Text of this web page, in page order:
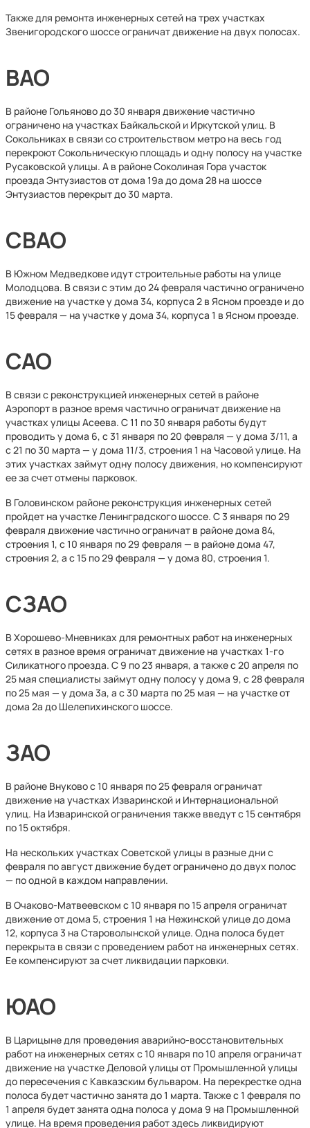
Также для ремонта инженерных сетей на трех участках
Звенигородского шоссе ограничат движение на двух полосах.
ВАО
В районе Гольяново до 30 января движение частично
ограничено на участках Байкальской и Иркутской улиц. В
Сокольниках в связи со строительством метро на весь год
перекроют Сокольническую площадь и одну полосу на участке
Русаковской улицы. А в районе Соколиная Гора участок
проезда Энтузиастов от дома 19а до дома 28 на шоссе
Энтузиастов перекрыт до 30 марта.
СВАО
В Южном Медведкове идут строительные работы на улице
Молодцова. В связи с этим до 24 февраля частично ограничено
движение на участке у дома 34, корпуса 2 в Ясном проезде и до
15 февраля — на участке у дома 34, корпуса 1 в Ясном проезде.
САО
В связи с реконструкцией инженерных сетей в районе
Аэропорт в разное время частично ограничат движение на
участках улицы Асеева. С 11 по 30 января работы будут
проводить у дома 6, с 31 января по 20 февраля — у дома 3/11, а
с 21 по 30 марта — у дома 11/3, строения 1 на Часовой улице. На
этих участках займут одну полосу движения, но компенсируют
ее за счет отмены парковок.
В Головинском районе реконструкция инженерных сетей
пройдет на участке Ленинградского шоссе. С 3 января по 29
февраля движение частично ограничат в районе дома 84,
строения 1, с 10 января по 29 февраля — в районе дома 47,
строения 2, а с 15 по 29 февраля — у дома 80, строения 1.
СЗАО
В Хорошево-Мневниках для ремонтных работ на инженерных
сетях в разное время ограничат движение на участках 1-го
Силикатного проезда. С 9 по 23 января, а также с 20 апреля по
25 мая специалисты займут одну полосу у дома 9, с 28 февраля
по 25 мая — у дома 3а, а с 30 марта по 25 мая — на участке от
дома 2а до Шелепихинского шоссе.
ЗАО
В районе Внуково с 10 января по 25 февраля ограничат
движение на участках Изваринской и Интернациональной
улиц. На Изваринской ограничения также введут с 15 сентября
по 15 октября.
На нескольких участках Советской улицы в разные дни с
февраля по август движение будет ограничено до двух полос
— по одной в каждом направлении.
В Очаково-Матвеевском с 10 января по 15 апреля ограничат
движение от дома 5, строения 1 на Нежинской улице до дома
12, корпуса 3 на Староволынской улице. Одна полоса будет
перекрыта в связи с проведением работ на инженерных сетях.
Ее компенсируют за счет ликвидации парковки.
ЮАО
В Царицыне для проведения аварийно-восстановительных
работ на инженерных сетях с 10 января по 10 апреля ограничат
движение на участке Деловой улицы от Промышленной улицы
до пересечения с Кавказским бульваром. На перекрестке одна
полоса будет частично занята до 1 марта. Также с 1 февраля по
1 апреля будет занята одна полоса у дома 9 на Промышленной
улице. На время проведения работ здесь ликвидируют